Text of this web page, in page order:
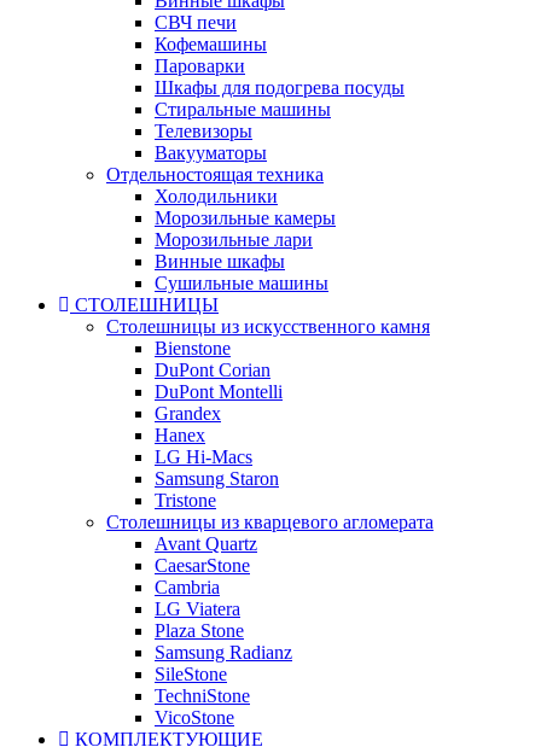
СВЧ печи
Кофемашины
Пароварки
Шкафы для подогрева посуды
Стиральные машины
Телевизоры
Вакууматоры
Отдельностоящая техника
Холодильники
Морозильные камеры
Морозильные лари
Винные шкафы
Сушильные машины
СТОЛЕШНИЦЫ
Столешницы из искусственного камня
Bienstone
DuPont Corian
DuPont Montelli
Grandex
Hanex
LG Hi-Macs
Samsung Staron
Tristone
Столешницы из кварцевого агломерата
Avant Quartz
CaesarStone
Cambria
LG Viatera
Plaza Stone
Samsung Radianz
SileStone
TechniStone
VicoStone
КОМПЛЕКТУЮЩИЕ